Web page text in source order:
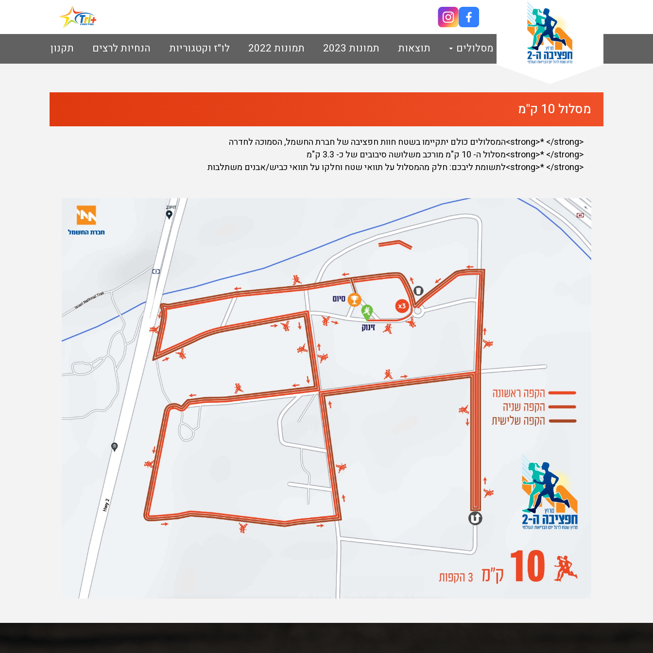
מסלולים תוצאות תמונות 2023 תמונות 2022 לו"ז וקטגוריות הנחיות לרצים תקנון
מסלול 10 ק"מ
<strong>* </strong>המסלולים כולם יתקיימו בשטח חוות חפציבה של חברת החשמל, הסמוכה לחדרה
<strong>* </strong>מסלול ה- 10 ק"מ מורכב משלושה סיבובים של כ- 3.3 ק"מ
<strong>* </strong>לתשומת ליבכם: חלק מהמסלול על תוואי שטח וחלקו על תוואי כביש/אבנים משתלבות